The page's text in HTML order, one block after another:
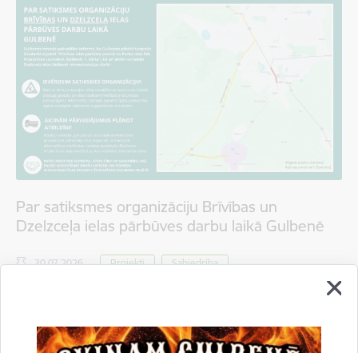
Par satiksmes organizāciju Brīvības un
Dzelzceļa ielas pārbūves darbu laikā Gulbenē
30.07.2026. Projekti
Sabiedrība